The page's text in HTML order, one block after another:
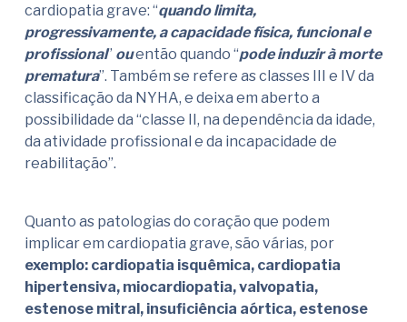
cardiopatia grave: “quando limita,
progressivamente, a capacidade física, funcional e
profissional” ouentão quando “pode induzir à morte
prematura”. Também se refere as classes III e IV da
classificação da NYHA, e deixa em aberto a
possibilidade da “classe II, na dependência da idade,
da atividade profissional e da incapacidade de
reabilitação”.
Quanto as patologias do coração que podem
implicar em cardiopatia grave, são várias, por
exemplo: cardiopatia isquêmica, cardiopatia
hipertensiva, miocardiopatia, valvopatia,
estenose mitral, insuficiência aórtica, estenose